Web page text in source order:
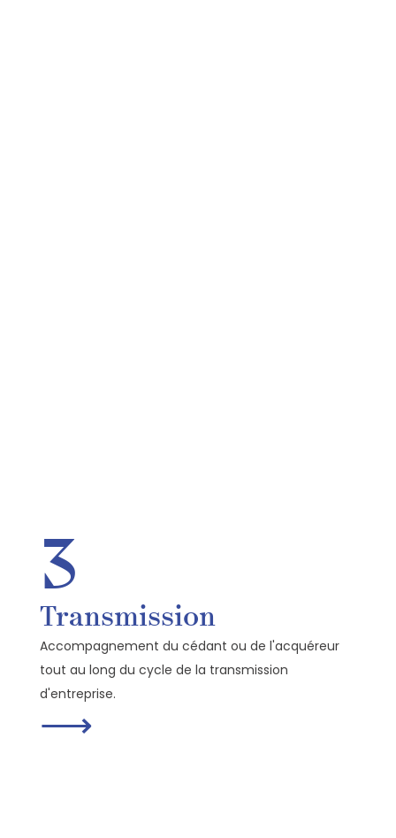
3
Transmission
Accompagnement du cédant ou de l'acquéreur
tout au long du cycle de la transmission
d'entreprise.
⟶